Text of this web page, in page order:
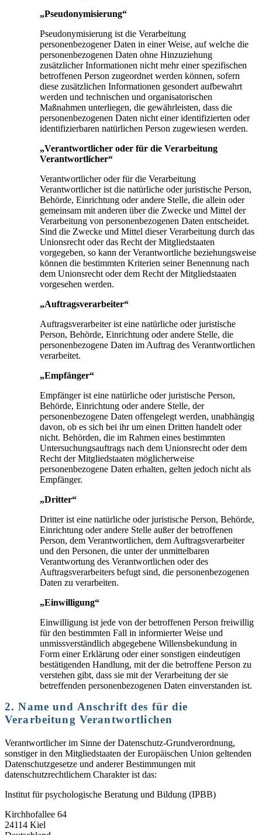
„Pseudonymisierung“
Pseudonymisierung ist die Verarbeitung
personenbezogener Daten in einer Weise, auf welche die
personenbezogenen Daten ohne Hinzuziehung
zusätzlicher Informationen nicht mehr einer spezifischen
betroffenen Person zugeordnet werden können, sofern
diese zusätzlichen Informationen gesondert aufbewahrt
werden und technischen und organisatorischen
Maßnahmen unterliegen, die gewährleisten, dass die
personenbezogenen Daten nicht einer identifizierten oder
identifizierbaren natürlichen Person zugewiesen werden.
„Verantwortlicher oder für die Verarbeitung
Verantwortlicher“
Verantwortlicher oder für die Verarbeitung
Verantwortlicher ist die natürliche oder juristische Person,
Behörde, Einrichtung oder andere Stelle, die allein oder
gemeinsam mit anderen über die Zwecke und Mittel der
Verarbeitung von personenbezogenen Daten entscheidet.
Sind die Zwecke und Mittel dieser Verarbeitung durch das
Unionsrecht oder das Recht der Mitgliedstaaten
vorgegeben, so kann der Verantwortliche beziehungsweise
können die bestimmten Kriterien seiner Benennung nach
dem Unionsrecht oder dem Recht der Mitgliedstaaten
vorgesehen werden.
„Auftragsverarbeiter“
Auftragsverarbeiter ist eine natürliche oder juristische
Person, Behörde, Einrichtung oder andere Stelle, die
personenbezogene Daten im Auftrag des Verantwortlichen
verarbeitet.
„Empfänger“
Empfänger ist eine natürliche oder juristische Person,
Behörde, Einrichtung oder andere Stelle, der
personenbezogene Daten offengelegt werden, unabhängig
davon, ob es sich bei ihr um einen Dritten handelt oder
nicht. Behörden, die im Rahmen eines bestimmten
Untersuchungsauftrags nach dem Unionsrecht oder dem
Recht der Mitgliedstaaten möglicherweise
personenbezogene Daten erhalten, gelten jedoch nicht als
Empfänger.
„Dritter“
Dritter ist eine natürliche oder juristische Person, Behörde,
Einrichtung oder andere Stelle außer der betroffenen
Person, dem Verantwortlichen, dem Auftragsverarbeiter
und den Personen, die unter der unmittelbaren
Verantwortung des Verantwortlichen oder des
Auftragsverarbeiters befugt sind, die personenbezogenen
Daten zu verarbeiten.
„Einwilligung“
Einwilligung ist jede von der betroffenen Person freiwillig
für den bestimmten Fall in informierter Weise und
unmissverständlich abgegebene Willensbekundung in
Form einer Erklärung oder einer sonstigen eindeutigen
bestätigenden Handlung, mit der die betroffene Person zu
verstehen gibt, dass sie mit der Verarbeitung der sie
betreffenden personenbezogenen Daten einverstanden ist.
2. Name und Anschrift des für die
Verarbeitung Verantwortlichen
Verantwortlicher im Sinne der Datenschutz-Grundverordnung,
sonstiger in den Mitgliedstaaten der Europäischen Union geltenden
Datenschutzgesetze und anderer Bestimmungen mit
datenschutzrechtlichem Charakter ist das:
Institut für psychologische Beratung und Bildung (IPBB)
Kirchhofallee 64
24114 Kiel